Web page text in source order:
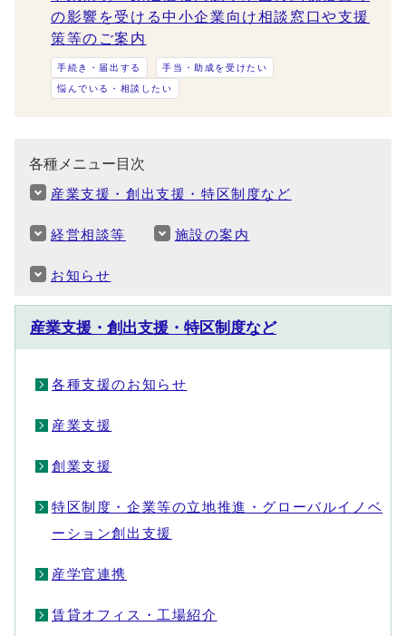
の影響を受ける中小企業向け相談窓口や支援
策等のご案内
手続き・届出する 手当・助成を受けたい
悩んでいる・相談したい
各種メニュー目次
産業支援・創出支援・特区制度など
経営相談等 施設の案内
お知らせ
産業支援・創出支援・特区制度など
各種支援のお知らせ
産業支援
創業支援
特区制度・企業等の立地推進・グローバルイノベ
ーション創出支援
産学官連携
賃貸オフィス・工場紹介